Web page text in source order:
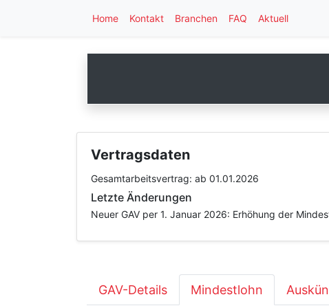
Home Kontakt Branchen FAQ Aktuell
Vertragsdaten
Gesamtarbeitsvertrag: ab 01.01.2026
Letzte Änderungen
Neuer GAV per 1. Januar 2026: Erhöhung der
GAV-Details Mindestlohn